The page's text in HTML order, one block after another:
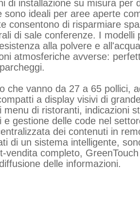
di installazione su misura per
ideali per aree aperte
consentono di risparmiare
di sale conferenze. I
alla polvere e
atmosferiche avverse:
vanno da 27 a 65 pollici,
a display visivi di
di ristoranti, indicazioni
gestione delle code nel
dei contenuti in
di un sistema intelligente,
completo,
delle informazioni.